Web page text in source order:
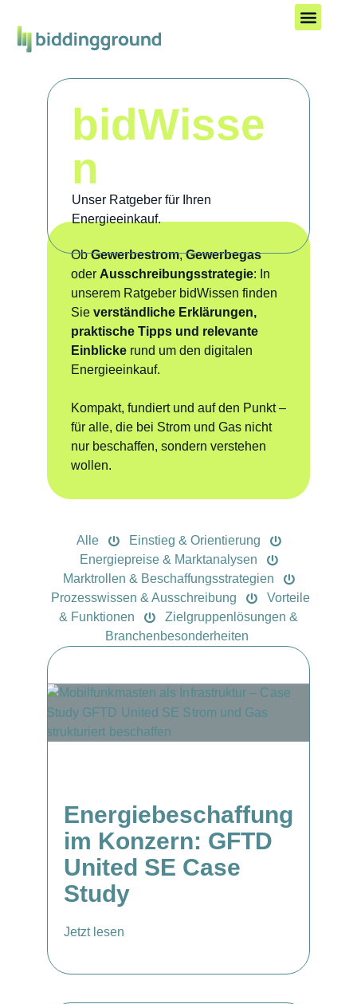
bidWisse
n
Unser Ratgeber für Ihren
Energieeinkauf.
ObGewerbestrom,Gewerbegas
oder Ausschreibungsstrategie: In
unserem Ratgeber bidWissen finden
Sie verständliche Erklärungen,
praktische Tipps und relevante
Einblicke rund um den digitalen
Energieeinkauf.
Kompakt, fundiert und auf den Punkt –
für alle, die bei Strom und Gas nicht
nur beschaffen, sondern verstehen
wollen.
Alle
Einstieg & Orientierung
Energiepreise & Marktanalysen
Marktrollen & Beschaffungsstrategien
Prozesswissen & Ausschreibung
Vorteile
& Funktionen
Zielgruppenlösungen &
Branchenbesonderheiten
Energiebeschaffung
im Konzern: GFTD
United SE Case
Study
Jetzt lesen